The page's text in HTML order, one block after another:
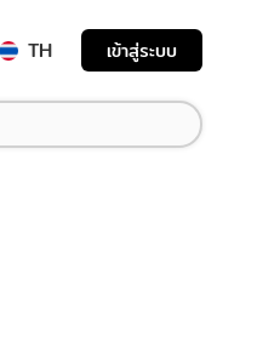
TH เข้าสู่ระบบ